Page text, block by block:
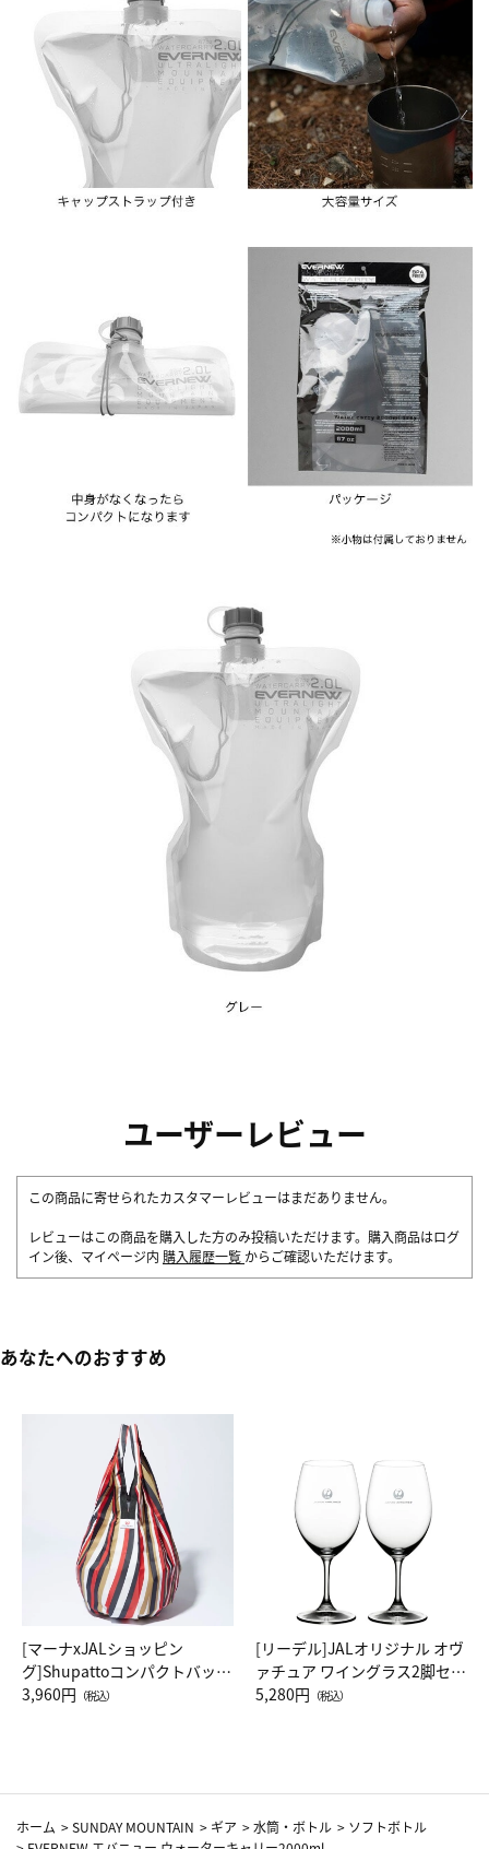
ユーザーレビュー
この商品に寄せられたカスタマーレビューはまだありません。
レビューはこの商品を購入した方のみ投稿いただけます。購入商品はログ
イン後、マイページ内 購入履歴一覧 からご確認いただけます。
あなたへのおすすめ
[マーナxJALショッピン
グ]Shupattoコンパクトバッグ
Drop JAL客室乗務員（LC）ス
3,960円 （税込）
[リーデル]JALオリジナル オヴ
ァチュア ワイングラス2脚セッ
ト（レッドワイン）
5,280円 （税込）
ホーム >SUNDAY MOUNTAIN > ギア >水筒・ボトル > ソフトボトル